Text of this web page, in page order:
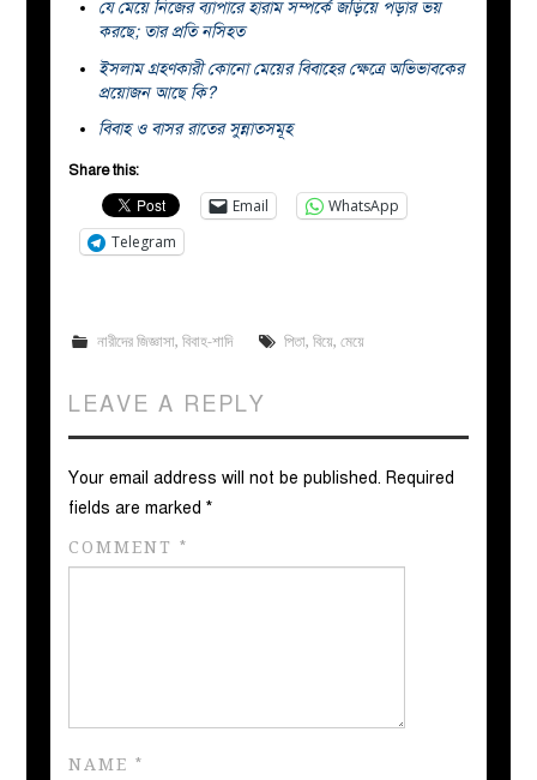
যে মেয়ে নিজের ব্যাপারে হারাম সম্পর্কে জড়িয়ে পড়ার ভয়
করছে; তার প্রতি নসিহত
ইসলাম গ্রহণকারী কোনো মেয়ের বিবাহের ক্ষেত্রে অভিভাবকের
প্রয়োজন আছে কি?
বিবাহ ও বাসর রাতের সুন্নাতসমূহ
Share this:
Email
WhatsApp
Telegram
নারীদের জিজ্ঞাসা, বিবাহ-শাদি পিতা, বিয়ে, মেয়ে
LEAVE A REPLY
Your email address will not be published. Required
fields are marked*
COMMENT*
NAME*